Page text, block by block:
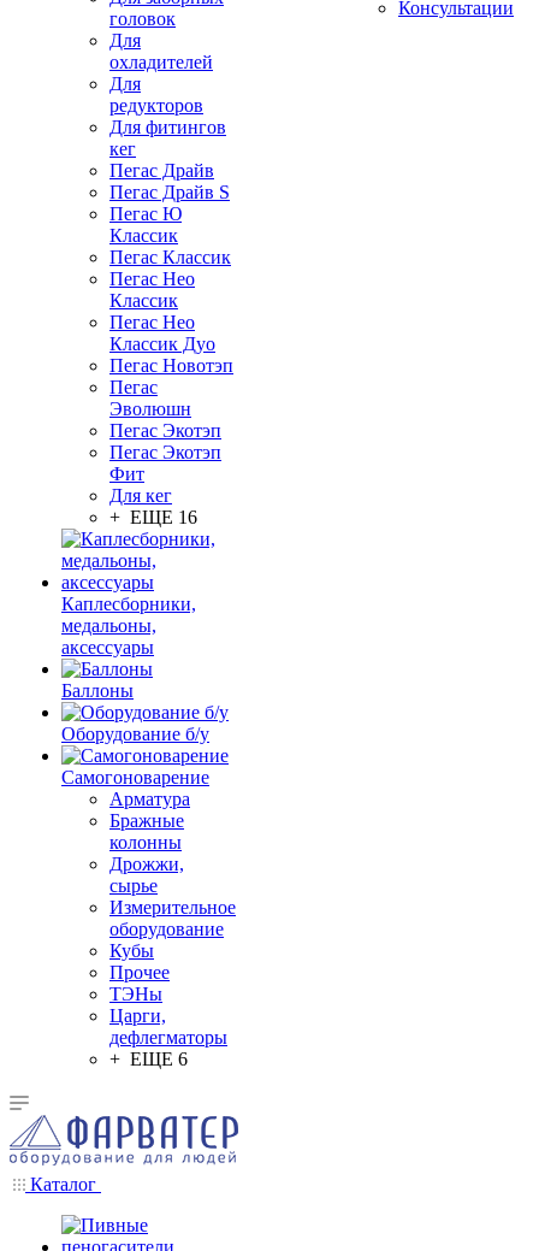
головок
Для
охладителей
Для
редукторов
Для фитингов
кег
Пегас Драйв
Пегас Драйв S
Пегас Ю
Классик
Пегас Классик
Пегас Нео
Классик
Пегас Нео
Классик Дуо
Пегас Новотэп
Пегас
Эволюшн
Пегас Экотэп
Пегас Экотэп
Фит
Для кег
+ ЕЩЕ 16
Каплесборники,
медальоны,
аксессуары
Баллоны
Оборудование б/у
Самогоноварение
Арматура
Бражные
колонны
Дрожжи,
сырье
Измерительное
оборудование
Кубы
Прочее
ТЭНы
Царги,
дефлегматоры
+ ЕЩЕ 6
Консультации
Каталог